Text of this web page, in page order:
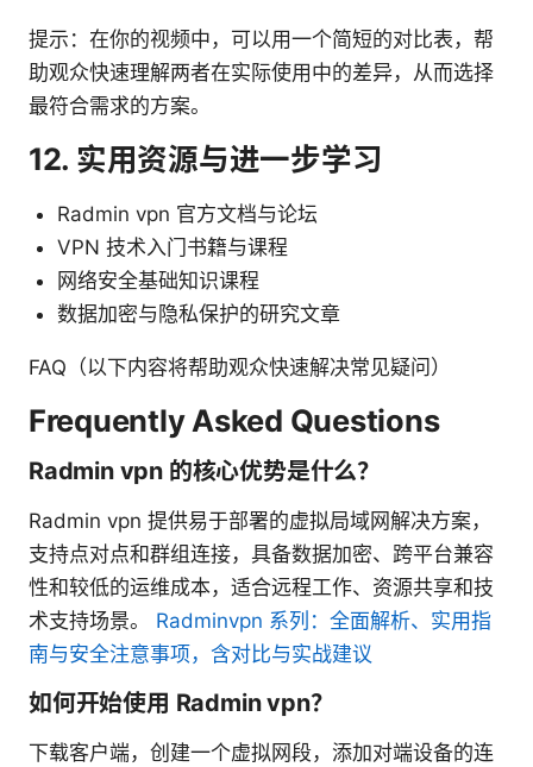
提示：在你的视频中，可以用一个简短的对比表，帮
助观众快速理解两者在实际使用中的差异，从而选择
最符合需求的方案。
12. 实用资源与进一步学习
Radmin vpn 官方文档与论坛
VPN 技术入门书籍与课程
网络安全基础知识课程
数据加密与隐私保护的研究文章
FAQ（以下内容将帮助观众快速解决常见疑问）
Frequently Asked Questions
Radmin vpn 的核心优势是什么？
Radmin vpn 提供易于部署的虚拟局域网解决方案，
支持点对点和群组连接，具备数据加密、跨平台兼容
性和较低的运维成本，适合远程工作、资源共享和技
术支持场景。 Radminvpn 系列：全面解析、实用指
南与安全注意事项，含对比与实战建议
如何开始使用 Radmin vpn？
下载客户端，创建一个虚拟网段，添加对端设备的连